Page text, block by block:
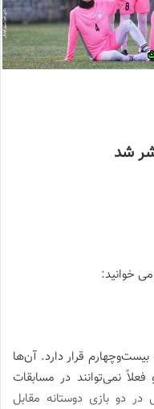
می خوانید:
قرار دارد. آن‌ها
نمی‌توانند در مسابقات
در دو بازی دوستانه مقابل